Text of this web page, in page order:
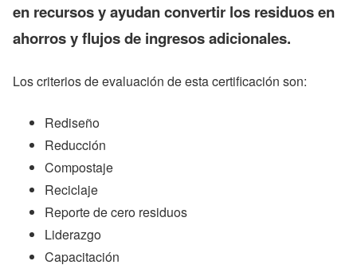
en recursos y ayudan convertir los residuos en
ahorros y flujos de ingresos adicionales.
Los criterios de evaluación de esta certificación son:
Rediseño
Reducción
Compostaje
Reciclaje
Reporte de cero residuos
Liderazgo
Capacitación